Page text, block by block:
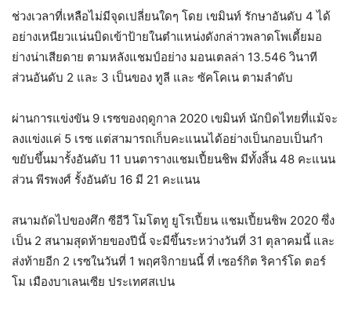
ช่วงเวลาที่เหลือไม่มีจุดเปลี่ยนใดๆ โดย เขมินท์ รักษาอันดับ 4 ได้
อย่างเหนียวแน่นบิดเข้าป้ายในตำแหน่งดังกล่าวพลาดโพเดี้ยมอ
ย่างน่าเสียดาย ตามหลังแชมป์อย่าง มอนเตลล่า 13.546 วินาที
ส่วนอันดับ 2 และ 3 เป็นของ ทูลี และ ซัคโคเน ตามลำดับ
ผ่านการแข่งขัน 9 เรซของฤดูกาล 2020 เขมินท์ นักบิดไทยที่แม้จะ
ลงแข่งแค่ 5 เรซ แต่สามารถเก็บคะแนนได้อย่างเป็นกอบเป็นกำ
ขยับขึ้นมารั้งอันดับ 11 บนตารางแชมเปี้ยนชิพ มีทั้งสิ้น 48 คะแนน
ส่วน พีรพงศ์ รั้งอันดับ 16 มี 21 คะแนน
สนามถัดไปของศึก ซีอีวี โมโตทู ยูโรเปี้ยน แชมเปี้ยนชิพ 2020 ซึ่ง
เป็น 2 สนามสุดท้ายของปีนี้ จะมีขึ้นระหว่างวันที่ 31 ตุลาคมนี้ และ
ส่งท้ายอีก 2 เรซในวันที่ 1 พฤศจิกายนนี้ ที่ เซอร์กิต ริคาร์โด ตอร์
โม เมืองบาเลนเซีย ประเทศสเปน